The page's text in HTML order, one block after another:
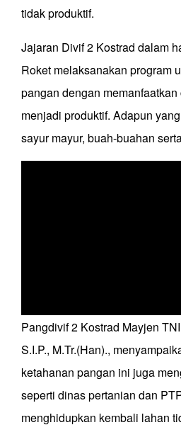
tidak produktif.
Jajaran Divif 2 Kostrad dalam
Roket melaksanakan program
pangan dengan
menjadi produktif. Adapun
sayur mayur, buah-buahan
Pangdivif 2 Kostrad Mayjen
S.I.P., M.Tr.(Han).,
ketahanan pangan ini juga
seperti dinas pertanian dan
menghidupkan kembali lahan